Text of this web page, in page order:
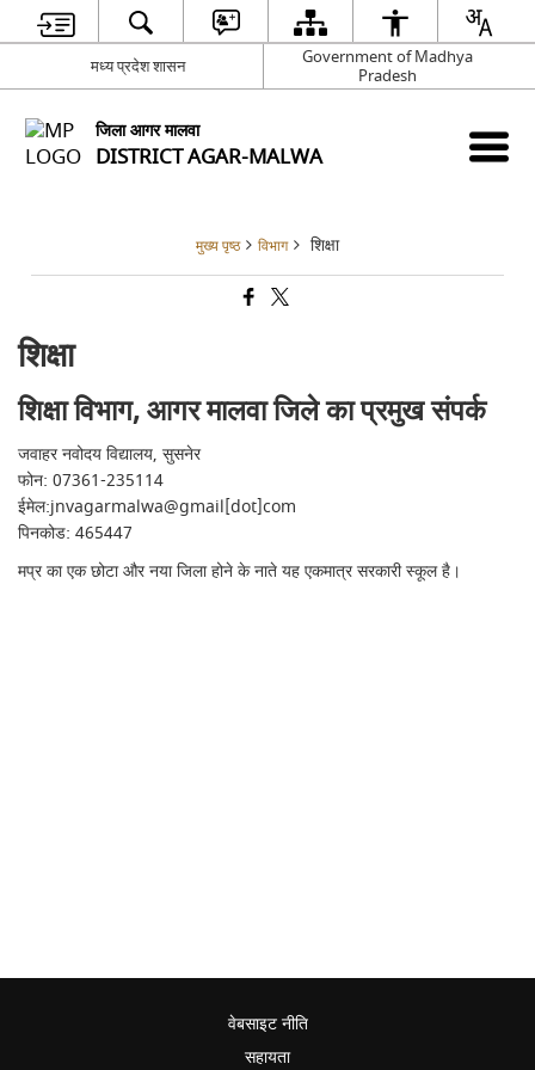
मध्य प्रदेश शासन
Government of Madhya
Pradesh
जिला आगर मालवा
DISTRICT AGAR-MALWA
मुख्य पृष्ठ विभाग शिक्षा
शिक्षा
शिक्षा विभाग, आगर मालवा जिले का प्रमुख संपर्क
जवाहर नवोदय विद्यालय, सुसनेर
फोन: 07361-235114
ईमेल:jnvagarmalwa@gmail[dot]com
पिनकोड: 465447
मप्र का एक छोटा और नया जिला होने के नाते यह एकमात्र सरकारी स्कूल है।
वेबसाइट नीति
सहायता